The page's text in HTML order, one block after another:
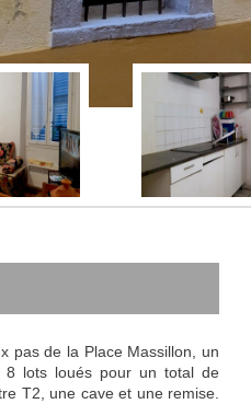
pas de la Place Massillon, un
8 lots loués pour un total de
T2, une cave et une remise.